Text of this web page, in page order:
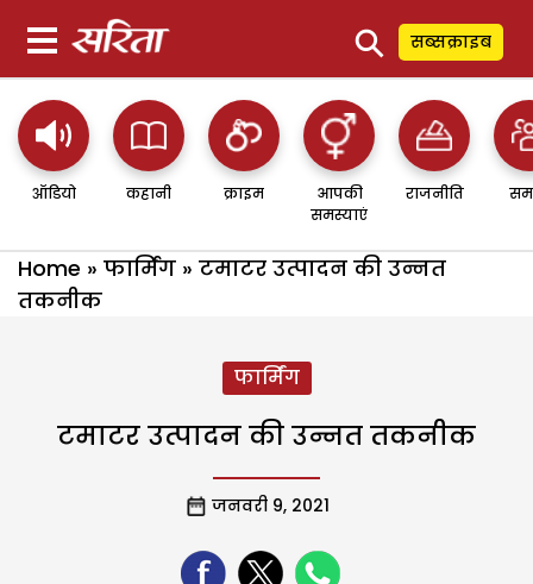
⚲ सब्सक्राइब
ऑडियो कहानी क्राइम
आपकी
समस्याएं
राजनीति
Home » फार्मिंग » टमाटर उत्पादन की उन्नत
तकनीक
फार्मिंग
टमाटर उत्पादन की उन्नत तकनीक
जनवरी 9, 2021